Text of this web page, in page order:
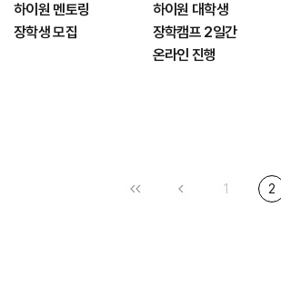
하이원 멘토링
장학생 모집
하이원 대학생
장학캠프 2일간
온라인 진행
1 2